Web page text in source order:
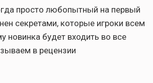
просто любопытный на первый
секретами, которые игроки всем
новинка будет входить во все
в рецензии